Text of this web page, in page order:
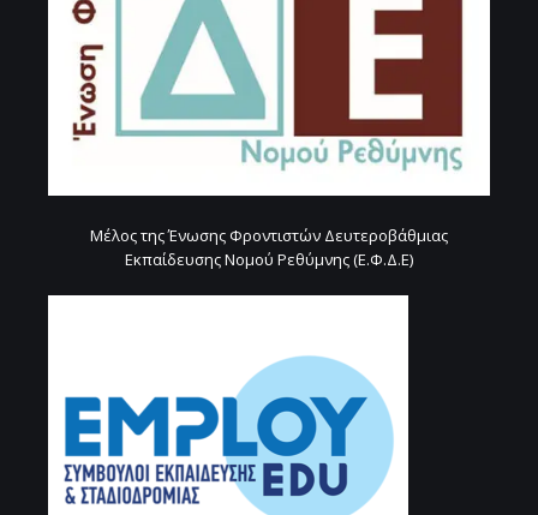
Μέλος της Ένωσης Φροντιστών Δευτεροβάθμιας
Εκπαίδευσης Νομού Ρεθύμνης (Ε.Φ.Δ.Ε)